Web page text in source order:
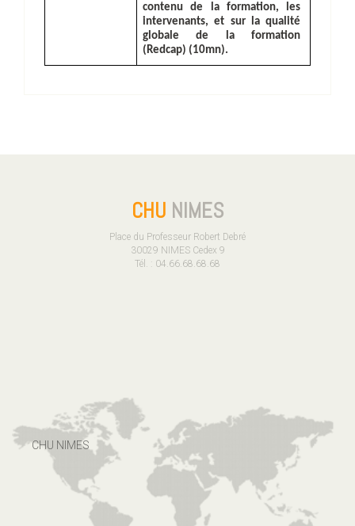
contenu de la formation, les
intervenants, et sur la qualité
globale de la formation
(Redcap) (10mn).
CHU NIMES
Place du Professeur Robert Debré
30029 NIMES Cedex 9
Tél. : 04.66.68.68.68
CHU NIMES